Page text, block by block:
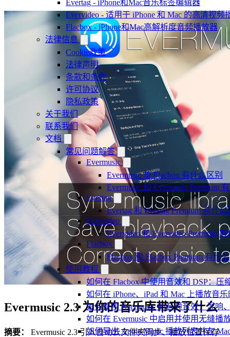
Evertag - iPhone和Mac音乐标签编辑器
Evervideo - 适用于 iPhone 和 Mac 的高清视频
Flacbox - iPhone和Mac高解析度音频播放器
法律信息
Cookie政策
法律声明
条款和条件
许可协议
隐私政策
关于我们
联系我们
文档
常见问题解答
Evermusic
Evermusic 与 Flacbox 有什么区别
Evermusic 和 Evermusic Premium
Evertag
Evertag 和 Evertag Premium 有什
Evervideo
Evervideo 和 Evervideo Premium
Flacbox
Flacbox 和 Flacbox Premium 有什
使用教程
如何在 Flacbox 中使用音效和 DSP：压
如何在 iPhone、iPad 和 Mac 上播放音
如何使用 Evermusic 的音频音效：混
如何在 Evermusic 中启用并使用无缝播
如何导出 Apple Music 播放列表并在
Evermusic 2.3 为你的音乐库带来了什么
摘要：
Evermusic 2.3 引入自动云文件夹同步、播放位置保存